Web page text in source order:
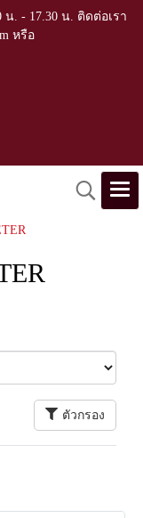
. - 17.30 น. ติดต่อเรา
หรือ
ตัวกรอง